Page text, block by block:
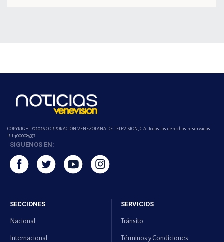
COPYRIGHT ©2026 CORPORACIÓN VENEZOLANA DE TELEVISION, C.A. Todos los derechos reservados.
Rif-j000089337
SIGUENOS EN:
SECCIONES
Nacional
Internacional
SERVICIOS
Tránsito
Términos y Condiciones